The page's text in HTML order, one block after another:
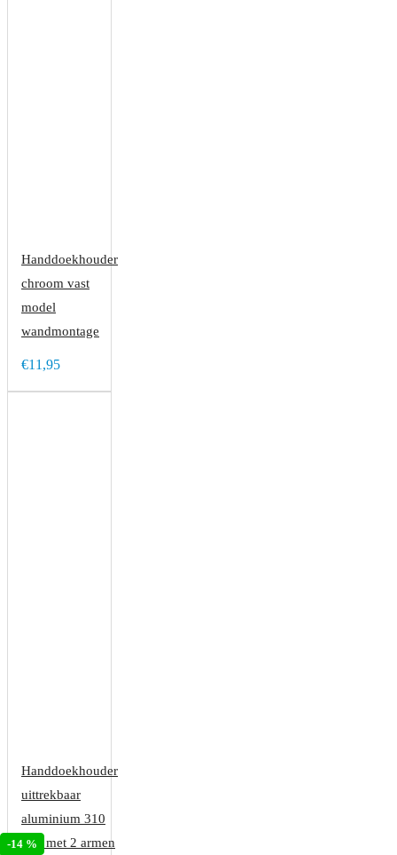
Handdoekhouder
chroom vast
model
wandmontage
€11,95
Handdoekhouder
uittrekbaar
aluminium 310
mm met 2 armen
-14 %